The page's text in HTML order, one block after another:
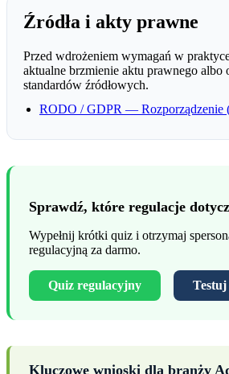
Źródła i akty prawne
Przed wdrożeniem wymagań w
aktualne brzmienie aktu prawnego albo
standardów źródłowych.
RODO / GDPR — Rozporządzenie
Sprawdź, które regulacje
Wypełnij krótki quiz i otrzymaj
regulacyjną za darmo.
Quiz regulacyjny
Kluczowe wnioski dla branży